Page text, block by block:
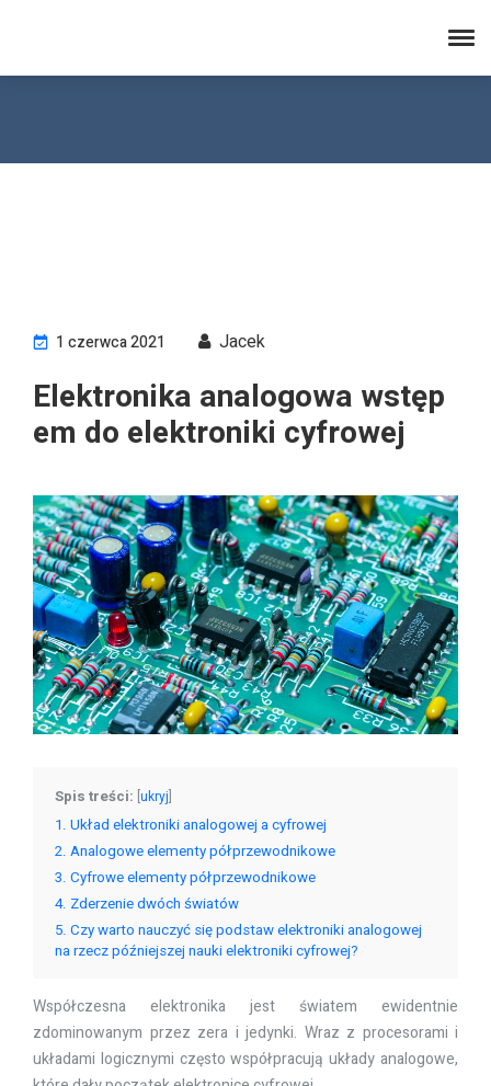
1 czerwca 2021 Jacek
Elektronika analogowa wstęp
em do elektroniki cyfrowej
Spis treści: [ukryj]
1 Układ elektroniki analogowej a cyfrowej
2 Analogowe elementy półprzewodnikowe
3 Cyfrowe elementy półprzewodnikowe
4 Zderzenie dwóch światów
5 Czy warto nauczyć się podstaw elektroniki analogowej
na rzecz późniejszej nauki elektroniki cyfrowej?
Współczesna elektronika jest światem ewidentnie
zdominowanym przez zera i jedynki. Wraz z procesorami i
układami logicznymi często współpracują układy analogowe,